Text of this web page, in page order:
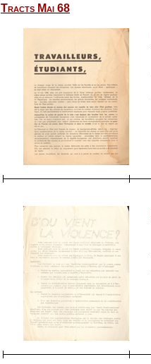
Tracts Mai 68